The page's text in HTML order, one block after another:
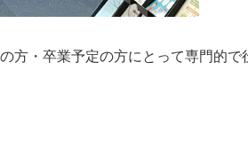
方・卒業予定の方にとって専門的で